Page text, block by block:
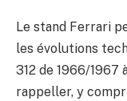
Le stand Ferrari
les évolutions
312 de 1966/1967
rappeller, y